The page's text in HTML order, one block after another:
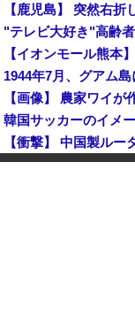
"テレビ大好き"高齢
1944年7月、グアム
韓国サッカーのイメ